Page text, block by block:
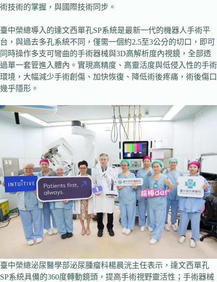
術技術的掌握，與國際技術同步。
臺中榮總導入的達文西單孔SP系統是最新一代的機器人手術平
台，與過去多孔系統不同，僅需一個約2.5至3公分的切口，即可
同時操作多支可彎曲的手術器械與3D高解析度內視鏡，全部透
過單一套管進入體內。實現高精度、高靈活度與低侵入性的手術
環境，大幅減少手術創傷、加快恢復、降低術後疼痛，術後傷口
幾乎隱形。
臺中榮總泌尿醫學部泌尿腫瘤科楊晨洸主任表示，達文西單孔
SP系統具備的360度轉動鏡頭，提高手術視野靈活性；手術器械